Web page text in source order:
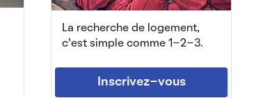
La recherche de logement,
c'est simple comme 1-2-3.
Inscrivez-vous